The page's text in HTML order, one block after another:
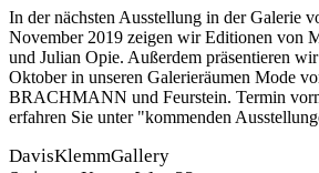
In der nächsten Ausstellung in der Galerie
November 2019 zeigen wir Editionen von
und Julian Opie. Außerdem präsentieren
Oktober in unseren Galerieräumen Mode
BRACHMANN und Feurstein. Termin
erfahren Sie unter "kommenden
DavisKlemmGallery